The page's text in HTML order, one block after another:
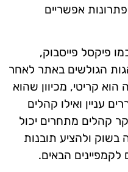
אפשריים
פיקסל פייסבוק,
הגולשים באתר לאחר
קריטי, מכיוון שהוא
עניין ואילו קהלים
קהלים מתחרים יכול
בשוק ולהציע תובנות
הבאים.